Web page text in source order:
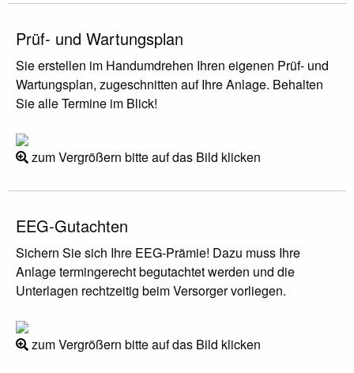
Prüf- und Wartungsplan
Sie erstellen im Handumdrehen Ihren eigenen Prüf- und
Wartungsplan, zugeschnitten auf Ihre Anlage. Behalten
Sie alle Termine im Blick!
zum Vergrößern bitte auf das Bild klicken
EEG-Gutachten
Sichern Sie sich Ihre EEG-Prämie! Dazu muss Ihre
Anlage termingerecht begutachtet werden und die
Unterlagen rechtzeitig beim Versorger vorliegen.
zum Vergrößern bitte auf das Bild klicken